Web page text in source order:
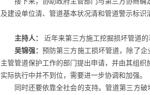
及建设单位清、管道基本状况清和管道警示标识
主持人：
近年来第三方施工挖掘损坏管道
吴锦强： 预防第三方施工损坏管道，除了
主管管道保护工作的部门提出申请，并由其组
实际执行中并不到位，需要进一步协调和加强。
同时还要依靠全社会的支持。管道第三方